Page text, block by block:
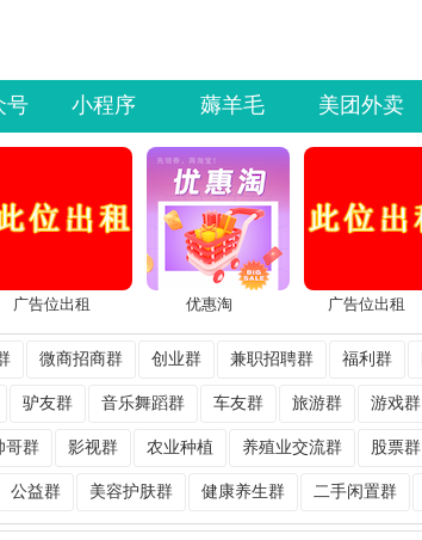
号 小程序 薅羊毛 美团外卖
广告位出租 优惠淘 广告位出租
微商招商群 创业群 兼职招聘群 福利群
驴友群 音乐舞蹈群 车友群 旅游群 游戏群
哥群 影视群 农业种植 养殖业交流群 股票群
公益群 美容护肤群 健康养生群 二手闲置群